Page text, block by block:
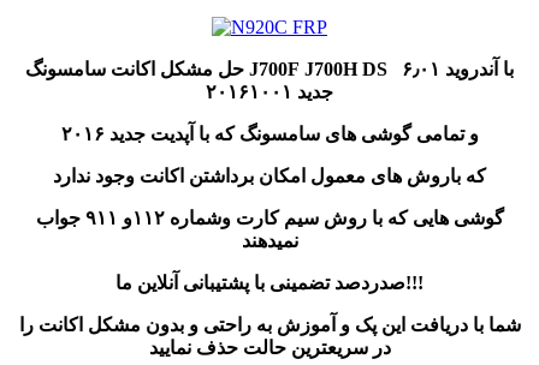
حل مشکل اکانت سامسونگ J700F J700H DS با آندروید ۶٫۰۱
جدید ۲۰۱۶۱۰۰۱
و تمامی گوشی های سامسونگ که با آپدیت جدید ۲۰۱۶
که باروش های معمول امکان برداشتن اکانت وجود ندارد
گوشی هایی که با روش سیم کارت وشماره ۱۱۲و ۹۱۱ جواب
نمیدهند
صدردصد تضمینی با پشتیبانی آنلاین ما!!!
شما با دریافت این پک و آموزش به راحتی و بدون مشکل اکانت را
در سریعترین حالت حذف نمایید